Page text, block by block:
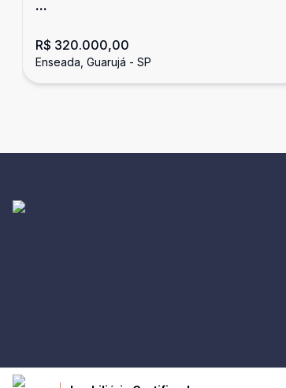
...
R$ 320.000,00
Enseada, Guarujá - SP